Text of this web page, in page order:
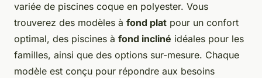
variée de piscines coque en polyester. Vous
trouverez des modèles à fond plat pour un confort
optimal, des piscines à fond incliné idéales pour les
familles, ainsi que des options sur-mesure. Chaque
modèle est conçu pour répondre aux besoins